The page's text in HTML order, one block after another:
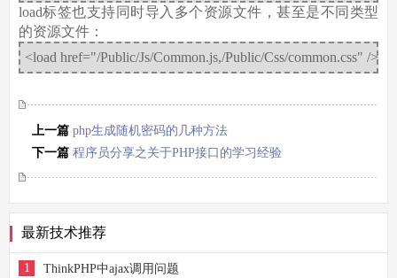
load标签也支持同时导入多个资源文件，甚至是不同类型
的资源文件：
<load href="/Public/Js/Common.js,/Public/Css/common.css" />
上一篇 php生成随机密码的几种方法
下一篇 程序员分享之关于PHP接口的学习经验
最新技术推荐
1 ThinkPHP中ajax调用问题